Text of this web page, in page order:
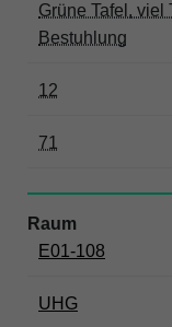
Grüne Tafel, viel
Bestuhlung
12
71
E01-108
UHG